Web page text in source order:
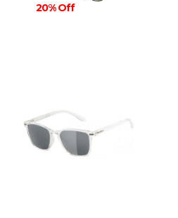
20% Off